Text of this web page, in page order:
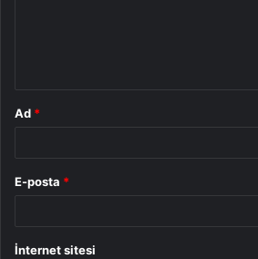
Ad *
E-posta *
İnternet sitesi